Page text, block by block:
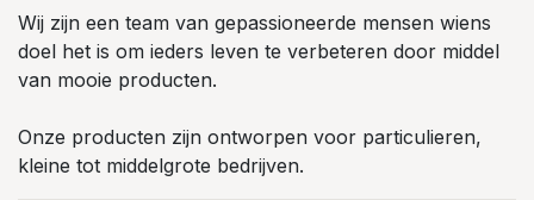
Wij zijn een team van gepassioneerde mensen wiens
doel het is om ieders leven te verbeteren door middel
van mooie producten.
Onze producten zijn ontworpen voor particulieren,
kleine tot middelgrote bedrijven.